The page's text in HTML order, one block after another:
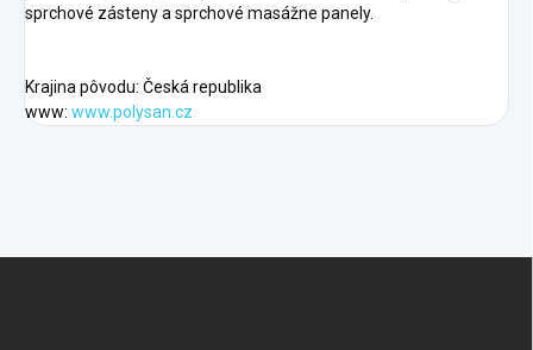
sprchové zásteny a sprchové masážne panely.
Krajina pôvodu: Česká republika
www: www.polysan.cz